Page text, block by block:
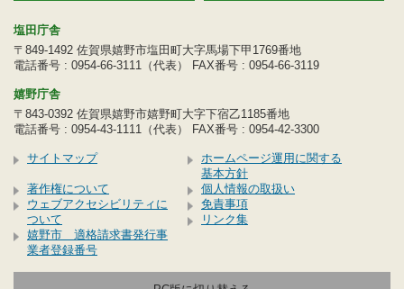
塩田庁舎
〒849-1492 佐賀県嬉野市塩田町大字馬場下甲1769番地
電話番号 : 0954-66-3111（代表） FAX番号 : 0954-66-3119
嬉野庁舎
〒843-0392 佐賀県嬉野市嬉野町大字下宿乙1185番地
電話番号 : 0954-43-1111（代表） FAX番号 : 0954-42-3300
サイトマップ
ホームページ運用に関する
基本方針
著作権について
個人情報の取扱い
ウェブアクセシビリティに
ついて
免責事項
リンク集
嬉野市 適格請求書発行事
業者登録番号